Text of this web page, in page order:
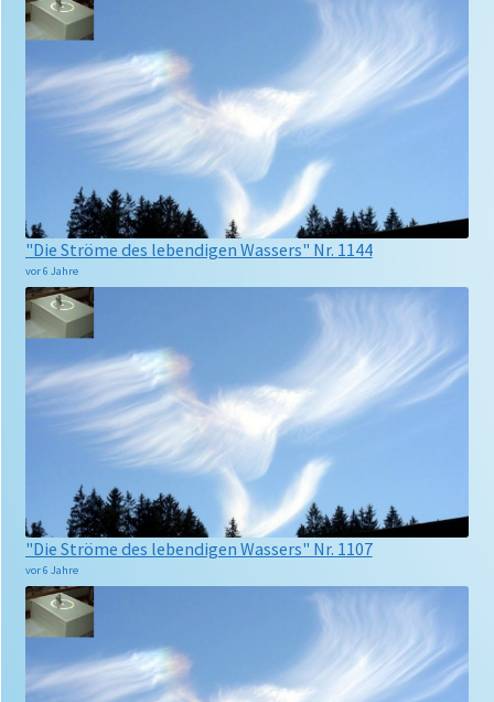
"Die Ströme des lebendigen Wassers" Nr. 1144
vor 6 Jahre
"Die Ströme des lebendigen Wassers" Nr. 1107
vor 6 Jahre